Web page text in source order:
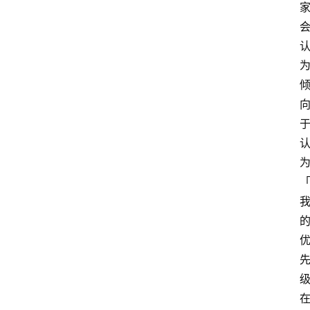
家
会
认
为
倾
向
于
认
为
「
我
的
优
先
级
在